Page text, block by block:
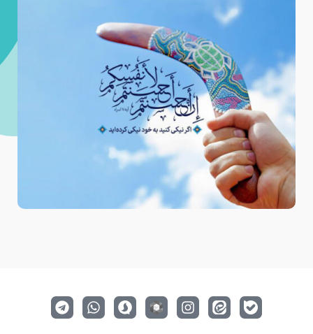
راه‌های
ارتباطی